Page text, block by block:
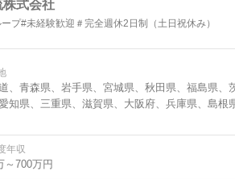
株式会社
プ#未経験歓迎＃完全週休2日制（土日祝休み）
、青森県、岩手県、宮城県、秋田県、福島県
知県、三重県、滋賀県、大阪府、兵庫県、島
年収
～700万円